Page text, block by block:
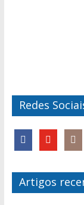
Redes
Artigos